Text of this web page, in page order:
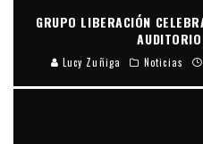
GRUPO LIBERACIÓN
Lucy Zuñiga Noticias